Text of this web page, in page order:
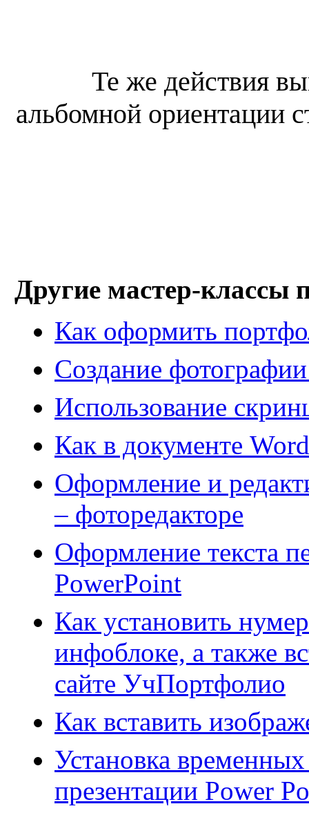
Те же действия
альбомной ориентации
Другие мастер-классы
Как оформить
Создание
Использование
Как в документе
Оформление и
– фоторедакторе
Оформление текста
PowerPoint
Как установить
инфоблоке, а также
сайте УчПортфолио
Как вставить
Установка
презентации Power